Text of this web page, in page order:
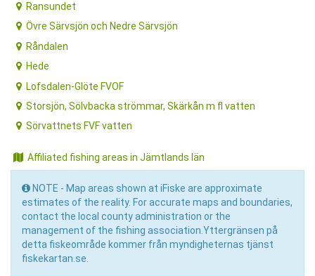
Ransundet
Övre Särvsjön och Nedre Särvsjön
Råndalen
Hede
Lofsdalen-Glöte FVOF
Storsjön, Sölvbacka strömmar, Skärkån m fl vatten
Sörvattnets FVF vatten
Affiliated fishing areas in Jämtlands län
NOTE - Map areas shown at iFiske are approximate
estimates of the reality. For accurate maps and boundaries,
contact the local county administration or the
management of the fishing association.Yttergränsen på
detta fiskeområde kommer från myndigheternas tjänst
fiskekartan.se.